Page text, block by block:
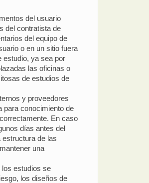
del usuario
del contratista de
del equipo de
o en un sitio fuera
estudio, ya sea por
las oficinas o
de estudios de
y proveedores
para conocimiento de
En caso
días antes del
de las
una
los estudios se
los diseños de